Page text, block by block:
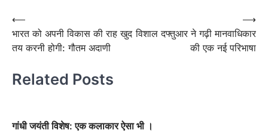
Post
navigation
⟵
भारत को अपनी विकास की राह खुद
तय करनी होगी: गौतम अदाणी
विशाल दफ्तुआर ने गढ़ी मानवाधिकार
की एक नई परिभाषा
⟶
Related Posts
गांधी जयंती विशेष: एक कलाकार ऐसा भी ।